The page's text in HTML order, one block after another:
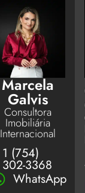
Marcela
Galvis
Consultora
Imobiliária
Internacional
1 (754)
302-3368
WhatsApp